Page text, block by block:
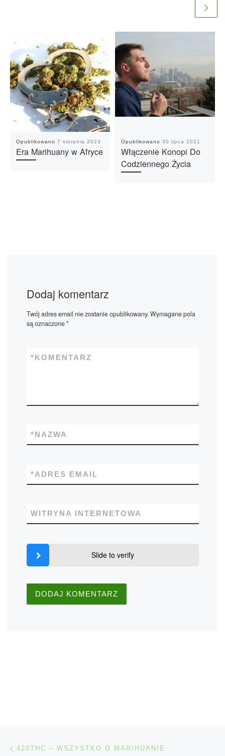
Opublikowano 7 sierpnia 2023
Era Marihuany w Afryce
Opublikowano 30 lipca 2021
Włączenie Konopi Do
Codziennego Życia
Dodaj komentarz
Twój adres email nie zostanie opublikowany.Wymagane pola
są oznaczone*
KOMENTARZ
*
NAZWA
*
ADRES EMAIL
*
WITRYNA INTERNETOWA
Slide to verify
Nawigacja wpisu
420THC – WSZYSTKO O MARIHUANIE